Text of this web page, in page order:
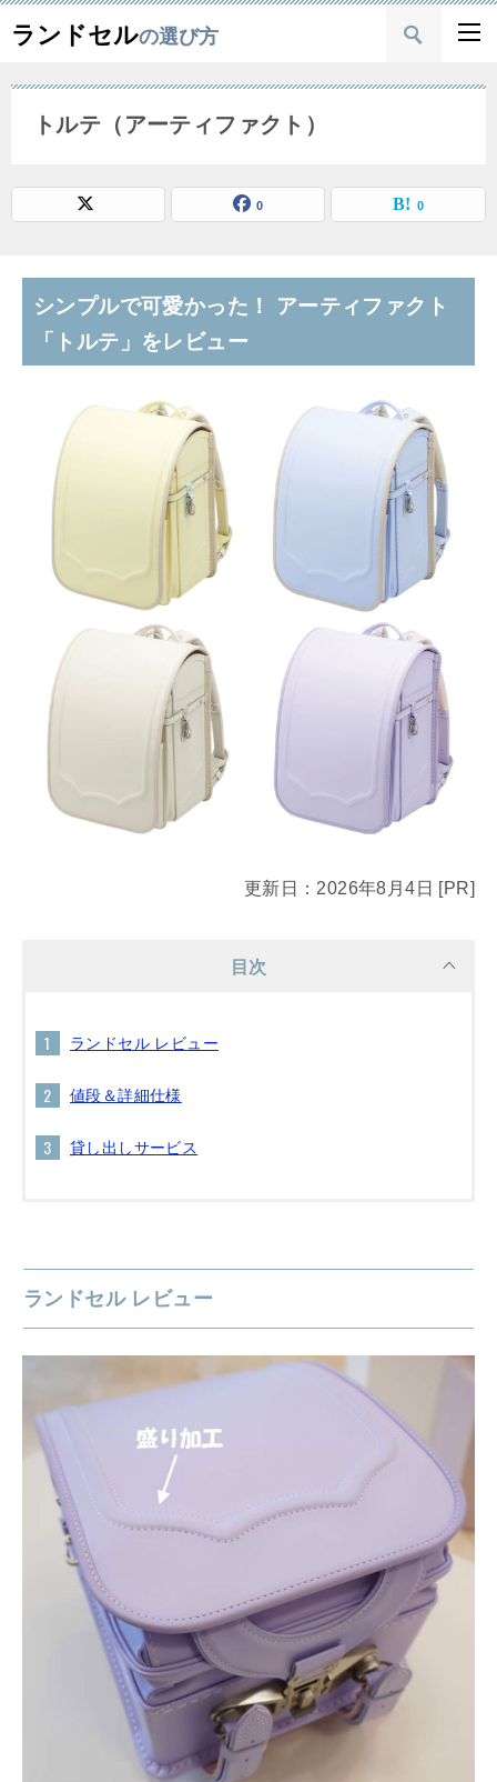
ランドセルの選び方
トルテ（アーティファクト）
0 0
シンプルで可愛かった！ アーティファクト
「トルテ」をレビュー
更新日：2026年8月4日 [PR]
目次
ランドセル レビュー
値段＆詳細仕様
貸し出しサービス
ランドセル レビュー